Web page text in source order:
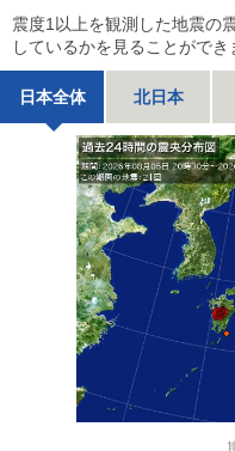
震度1以上を観測した地震の
しているかを見ることができ
日本全体 北日本